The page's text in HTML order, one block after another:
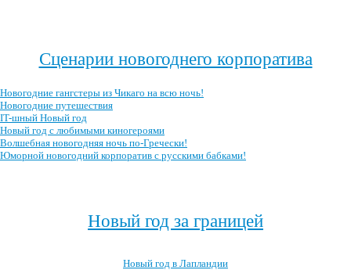
Сценарии новогоднего корпоратива
Новогодние гангстеры из Чикаго на всю ночь!
Новогодние путешествия
IT-шный Новый год
Новый год с любимыми киногероями
Волшебная новогодняя ночь по-Гречески!
Юморной новогодний корпоратив с русскими бабками!
Новый год за границей
Новый год в Лапландии